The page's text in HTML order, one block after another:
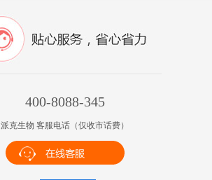
400-8088-345
派克生物 客服电话（仅收市话费）